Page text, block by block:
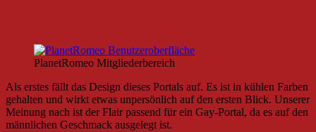
PlanetRomeo Mitgliederbereich
Als erstes fällt das Design dieses Portals auf. Es ist in kühlen Farben
gehalten und wirkt etwas unpersönlich auf den ersten Blick. Unserer
Meinung nach ist der Flair passend für ein Gay-Portal, da es auf den
männlichen Geschmack ausgelegt ist.